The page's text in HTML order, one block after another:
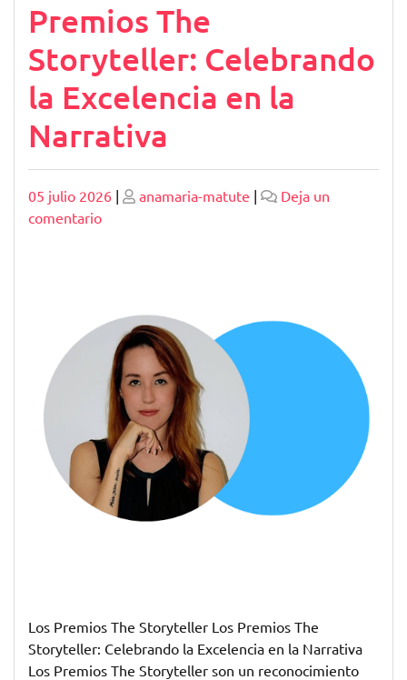
Premios The
Storyteller: Celebrando
la Excelencia en la
Narrativa
Publicado
05 julio 2026 | Publicado
anamaria-matute |
Deja un
comentarioen
la
Excelencia
en
la
Narrativa
Los Premios The Storyteller Los Premios The
Storyteller: Celebrando la Excelencia en la Narrativa
Los Premios The Storyteller son un reconocimiento